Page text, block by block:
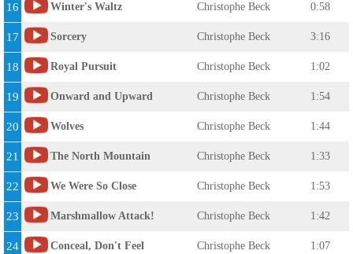
16 Winter's Waltz Christophe Beck 0:58
17 Sorcery Christophe Beck 3:16
18 Royal Pursuit Christophe Beck 1:02
19 Onward and Upward Christophe Beck 1:54
20 Wolves Christophe Beck 1:44
21 The North Mountain Christophe Beck 1:33
22 We Were So Close Christophe Beck 1:53
23 Marshmallow Attack! Christophe Beck 1:42
24 Conceal, Don't Feel Christophe Beck 1:07